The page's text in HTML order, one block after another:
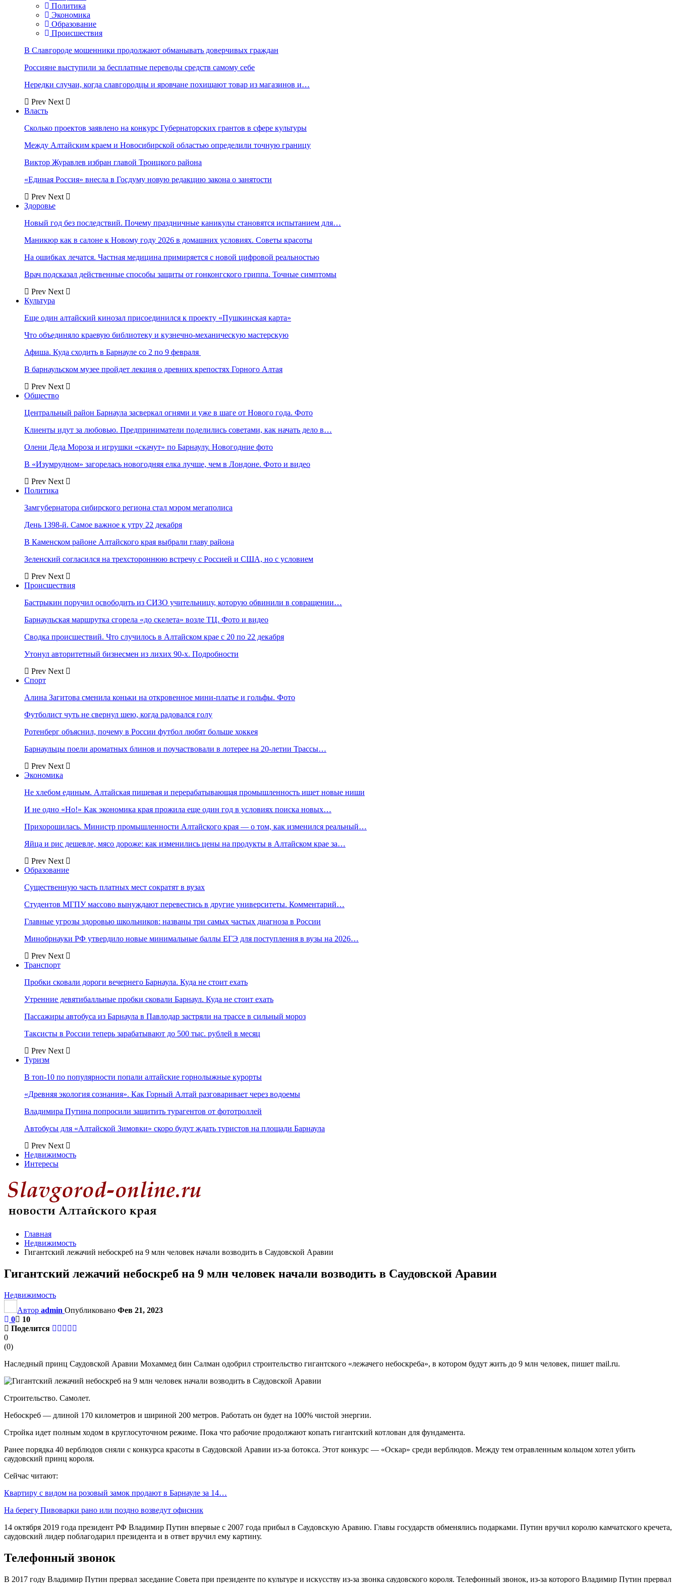
Политика
Экономика
Образование
Происшествия
В Славгороде мошенники продолжают обманывать доверчивых граждан
Россияне выступили за бесплатные переводы средств самому себе
Нередки случаи, когда славгородцы и яровчане похищают товар из магазинов и…
Prev Next
Власть
Сколько проектов заявлено на конкурс Губернаторских грантов в сфере культуры
Между Алтайским краем и Новосибирской областью определили точную границу
Виктор Журавлев избран главой Троицкого района
«Единая Россия» внесла в Госдуму новую редакцию закона о занятости
Prev Next
Здоровье
Новый год без последствий. Почему праздничные каникулы становятся испытанием для…
Маникюр как в салоне к Новому году 2026 в домашних условиях. Советы красоты
На ошибках лечатся. Частная медицина примиряется с новой цифровой реальностью
Врач подсказал действенные способы защиты от гонконгского гриппа. Точные симптомы
Prev Next
Культура
Еще один алтайский кинозал присоединился к проекту «Пушкинская карта»
Что объединяло краевую библиотеку и кузнечно-механическую мастерскую
Афиша. Куда сходить в Барнауле со 2 по 9 февраля
В барнаульском музее пройдет лекция о древних крепостях Горного Алтая
Prev Next
Общество
Центральный район Барнаула засверкал огнями и уже в шаге от Нового года. Фото
Клиенты идут за любовью. Предприниматели поделились советами, как начать дело в…
Олени Деда Мороза и игрушки «скачут» по Барнаулу. Новогодние фото
В «Изумрудном» загорелась новогодняя елка лучше, чем в Лондоне. Фото и видео
Prev Next
Политика
Замгубернатора сибирского региона стал мэром мегаполиса
День 1398-й. Самое важное к утру 22 декабря
В Каменском районе Алтайского края выбрали главу района
Зеленский согласился на трехстороннюю встречу с Россией и США, но с условием
Prev Next
Происшествия
Бастрыкин поручил освободить из СИЗО учительницу, которую обвинили в совращении…
Барнаульская маршрутка сгорела «до скелета» возле ТЦ. Фото и видео
Сводка происшествий. Что случилось в Алтайском крае с 20 по 22 декабря
Утонул авторитетный бизнесмен из лихих 90-х. Подробности
Prev Next
Спорт
Алина Загитова сменила коньки на откровенное мини-платье и гольфы. Фото
Футболист чуть не свернул шею, когда радовался голу
Ротенберг объяснил, почему в России футбол любят больше хоккея
Барнаульцы поели ароматных блинов и поучаствовали в лотерее на 20-летии Трассы…
Prev Next
Экономика
Не хлебом единым. Алтайская пищевая и перерабатывающая промышленность ищет новые ниши
И не одно «Но!» Как экономика края прожила еще один год в условиях поиска новых…
Прихорошилась. Министр промышленности Алтайского края — о том, как изменился реальный…
Яйца и рис дешевле, мясо дороже: как изменились цены на продукты в Алтайском крае за…
Prev Next
Образование
Существенную часть платных мест сократят в вузах
Студентов МГПУ массово вынуждают перевестись в другие университеты. Комментарий…
Главные угрозы здоровью школьников: названы три самых частых диагноза в России
Минобрнауки РФ утвердило новые минимальные баллы ЕГЭ для поступления в вузы на 2026…
Prev Next
Транспорт
Пробки сковали дороги вечернего Барнаула. Куда не стоит ехать
Утренние девятибалльные пробки сковали Барнаул. Куда не стоит ехать
Пассажиры автобуса из Барнаула в Павлодар застряли на трассе в сильный мороз
Таксисты в России теперь зарабатывают до 500 тыс. рублей в месяц
Prev Next
Туризм
В топ-10 по популярности попали алтайские горнолыжные курорты
«Древняя экология сознания». Как Горный Алтай разговаривает через водоемы
Владимира Путина попросили защитить турагентов от фототроллей
Автобусы для «Алтайской Зимовки» скоро будут ждать туристов на площади Барнаула
Prev Next
Недвижимость
Интересы
Главная
Недвижимость
Гигантский лежачий небоскреб на 9 млн человек начали возводить в Саудовской Аравии
Гигантский лежачий небоскреб на 9 млн человек начали возводить в Саудовской Аравии
Недвижимость
Автор admin Опубликовано Фев 21, 2023
0
10
Поделится
0
(0)
Наследный принц Саудовской Аравии Мохаммед бин Салман одобрил строительство гигантского «лежачего небоскреба», в котором будут жить до 9 млн человек, пишет mail.ru.
Строительство. Самолет.
Небоскреб — длиной 170 километров и шириной 200 метров. Работать он будет на 100% чистой энергии.
Стройка идет полным ходом в круглосуточном режиме. Пока что рабочие продолжают копать гигантский котлован для фундамента.
Ранее порядка 40 верблюдов сняли с конкурса красоты в Саудовской Аравии из-за ботокса. Этот конкурс — «Оскар» среди верблюдов. Между тем отравленным кольцом хотел убить
саудовский принц короля.
Сейчас читают:
Квартиру с видом на розовый замок продают в Барнауле за 14…
На берегу Пивоварки рано или поздно возведут офисник
14 октября 2019 года президент РФ Владимир Путин впервые с 2007 года прибыл в Саудовскую Аравию. Главы государств обменялись подарками. Путин вручил королю камчатского кречета,
саудовский лидер поблагодарил президента и в ответ вручил ему картину.
Телефонный звонок
В 2017 году Владимир Путин прервал заседание Совета при президенте по культуре и искусству из-за звонка саудовского короля. Телефонный звонок, из-за которого Владимир Путин прервал